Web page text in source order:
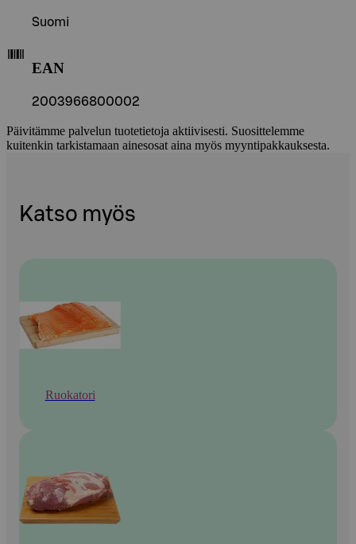
Suomi
EAN
2003966800002
Päivitämme palvelun tuotetietoja aktiivisesti. Suosittelemme
kuitenkin tarkistamaan ainesosat aina myös myyntipakkauksesta.
Katso myös
Ruokatori